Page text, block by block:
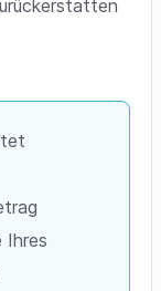
Ihres